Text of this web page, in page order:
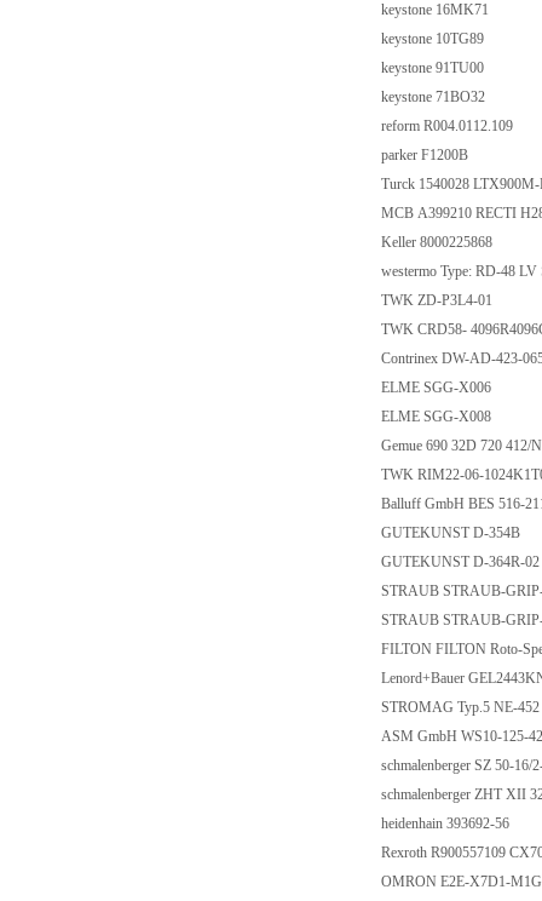
keystone 16MK71
keystone 10TG89
keystone 91TU00
keystone 71BO32
reform R004.0112.109
parker F1200B
Turck 1540028
MCB A399210 RECTI
Keller 8000225868
westermo Type: RD-48
TWK ZD-P3L4-01
TWK CRD58-
Contrinex DW-AD-423-
ELME SGG-X006
ELME SGG-X008
Gemue 690 32D 720 412/
TWK RIM22-06-
Balluff GmbH BES 516-
GUTEKUNST D-354B
GUTEKUNST D-364R-
STRAUB STRAUB-
STRAUB STRAUB-
FILTON FILTON Roto-
Lenord+Bauer
STROMAG Typ.5 NE-
ASM GmbH WS10-125-
schmalenberger SZ 50-
schmalenberger ZHT XII
heidenhain 393692-56
Rexroth R900557109
OMRON E2E-X7D1-